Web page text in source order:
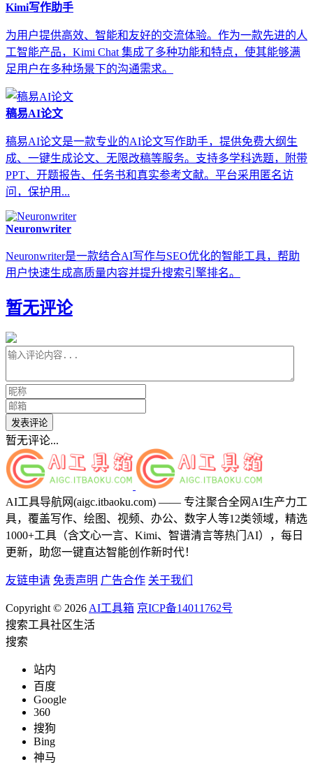
Kimi写作助手
为用户提供高效、智能和友好的交流体验。作为一款先进的人
工智能产品，Kimi Chat 集成了多种功能和特点，使其能够满
足用户在多种场景下的沟通需求。
稿易AI论文
稿易AI论文是一款专业的AI论文写作助手，提供免费大纲生
成、一键生成论文、无限改稿等服务。支持多学科选题，附带
PPT、开题报告、任务书和真实参考文献。平台采用匿名访
问，保护用...
Neuronwriter
Neuronwriter是一款结合AI写作与SEO优化的智能工具，帮助
用户快速生成高质量内容并提升搜索引擎排名。
暂无评论
发表评论
暂无评论...
AI工具导航网(aigc.itbaoku.com) —— 专注聚合全网AI生产力工
具，覆盖写作、绘图、视频、办公、数字人等12类领域，精选
1000+工具（含文心一言、Kimi、智谱清言等热门AI），每日
更新，助您一键直达智能创作新时代！
友链申请 免责声明 广告合作 关于我们
Copyright © 2026AI工具箱 京ICP备14011762号
搜索工具社区生活
搜索
站内
百度
Google
360
搜狗
Bing
神马